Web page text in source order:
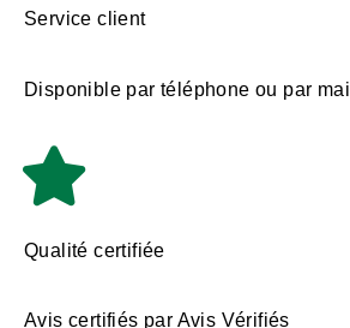
Service client
Disponible par téléphone ou par mail
Qualité certifiée
Avis certifiés par Avis Vérifiés